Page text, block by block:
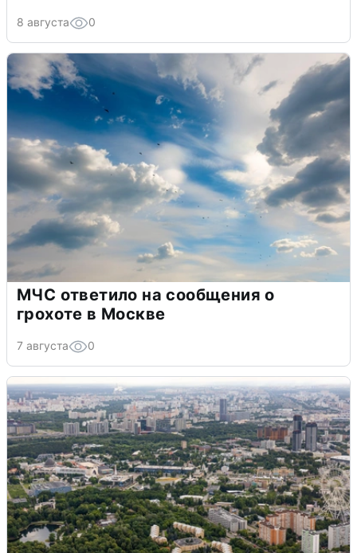
8 августа 0
МЧС ответило на сообщения о
грохоте в Москве
7 августа 0